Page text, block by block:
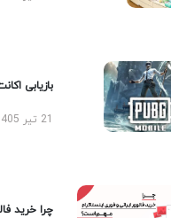
بازیابی
چرا خرید